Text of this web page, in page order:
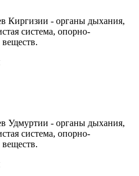
Киргизии - органы дыхания,
система, опорно-
Удмуртии - органы дыхания,
система, опорно-